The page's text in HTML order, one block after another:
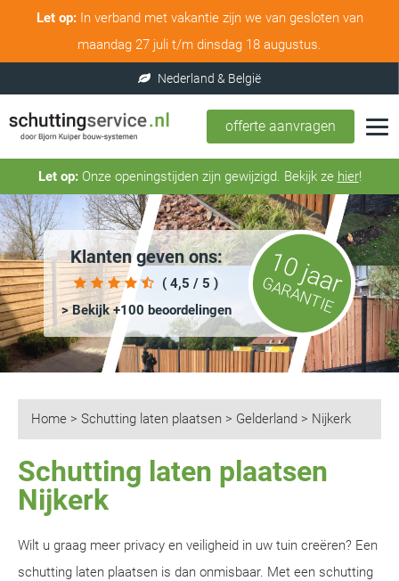
Let op:In verband met vakantie zijn we van gesloten van
maandag 27 juli t/m dinsdag 18 augustus.
offerte aanvragen
Let op:Onze openingstijden zijn gewijzigd. Bekijk ze hier!
Klanten geven ons:
( 4,5 / 5 )
> Bekijk +100 beoordelingen
10 jaar
GARANTIE
Home > Schutting laten plaatsen > Gelderland > Nijkerk
Schutting laten plaatsen
Nijkerk
Wilt u graag meer privacy en veiligheid in uw tuin creëren? Een
schutting laten plaatsen is dan onmisbaar. Met een schutting